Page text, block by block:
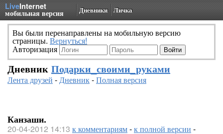
LiveInternet
мобильная версия Дневники Личка
Вы были перенаправлены на мобильную версию
страницы. Вернуться!
Авторизация
Дневник Подарки_своими_руками
Лента друзей -Дневник-Полная версия
Канзаши.
20-04-2012 14:13 к комментариям-к полной версии -